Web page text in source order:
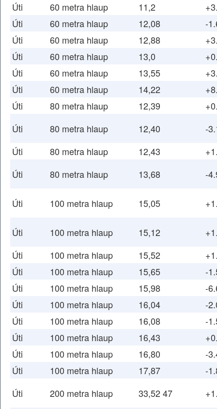
Úti
60 metra hlaup 11,2
Úti
60 metra hlaup 12,08
-
Úti
60 metra hlaup 12,88
Úti
60 metra hlaup 13,0
Úti
60 metra hlaup 13,55
Úti
60 metra hlaup 14,22
Úti
80 metra hlaup 12,39
Úti
80 metra hlaup 12,40
-
Úti
80 metra hlaup 12,43
Úti
80 metra hlaup 13,68 -
Úti 100 metra hlaup 15,05
Úti 100 metra hlaup 15,12
Úti
100 metra hlaup 15,52
Úti
100 metra hlaup 15,65
-
Úti
100 metra hlaup 15,98
-
Úti
100 metra hlaup 16,04
-
Úti
100 metra hlaup 16,08
-
Úti
100 metra hlaup 16,43
Úti
100 metra hlaup 16,80
-
Úti
100 metra hlaup 17,87
-
Úti
200 metra hlaup 33,52 47